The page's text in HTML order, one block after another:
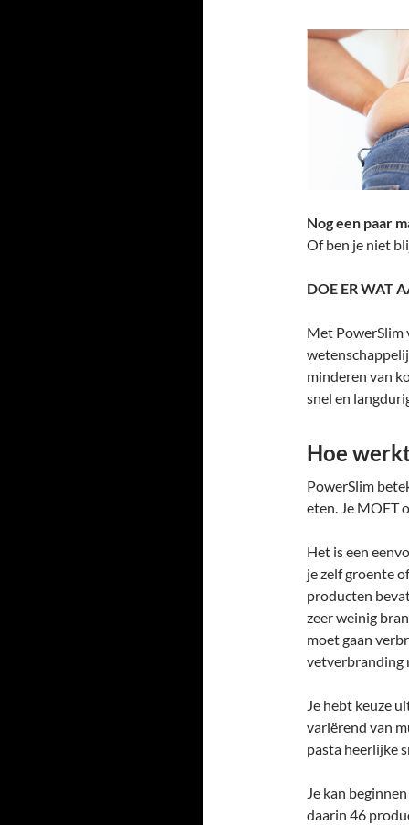
Nog een paar
Of ben je niet
DOE ER WAT
Met PowerSlim
minderen van
snel en
Hoe
PowerSlim
eten. Je MOET
Het is een
je zelf groente
producten
zeer weinig
moet gaan
vetverbranding
Je hebt keuze
variërend van
pasta heerlijke
Je kan
daarin 46